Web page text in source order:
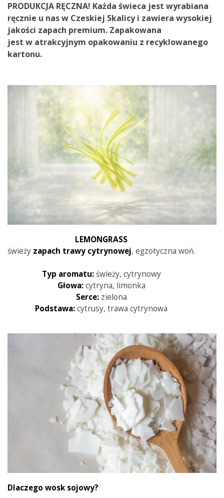
PRODUKCJA RĘCZNA! Każda świeca jest wyrabiana
ręcznie u nasw Czeskiej Skalicyi zawiera wysokiej
jakości zapach premium. Zapakowana
jest w atrakcyjnym opakowaniu z recyklowanego
kartonu.
LEMONGRASS
świeży zapach trawy cytrynowej, egzotyczna woń.
Typ aromatu: świeży, cytrynowy
Głowa: cytryna, limonka
Serce: zielona
Podstawa:cytrusy, trawa cytrynowa
Dlaczego wosk sojowy?